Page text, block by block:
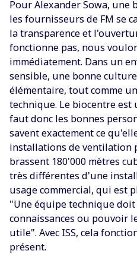
Pour Alexander Sowa, une
les fournisseurs de FM se
la transparence et
fonctionne pas, nous
immédiatement. Dans un
sensible, une bonne
élémentaire, tout comme
technique. Le biocentre
faut donc les bonnes
savent exactement ce
installations de ventilation
brassent 180'000 mètres
très différentes d'une
usage commercial, qui est
"Une équipe technique
connaissances ou pouvoir
utile". Avec ISS, cela
présent.